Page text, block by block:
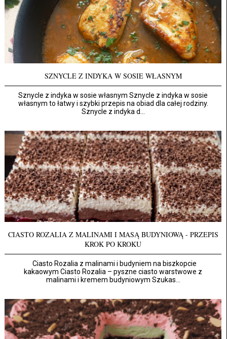
SZNYCLE Z INDYKA W SOSIE WŁASNYM
Sznycle z indyka w sosie własnym Sznycle z indyka w sosie
własnym to łatwy i szybki przepis na obiad dla całej rodziny.
Sznycle z indyka d...
CIASTO ROZALIA Z MALINAMI I MASĄ BUDYNIOWĄ - PRZEPIS
KROK PO KROKU
Ciasto Rozalia z malinami i budyniem na biszkopcie
kakaowym Ciasto Rozalia – pyszne ciasto warstwowe z
malinami i kremem budyniowym Szukas...